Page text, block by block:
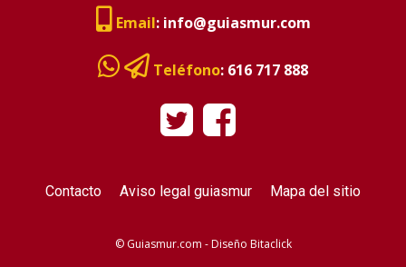
Email: info@guiasmur.com
Teléfono: 616 717 888
Contacto Aviso legal guiasmur Mapa del sitio
© Guiasmur.com - Diseño Bitaclick